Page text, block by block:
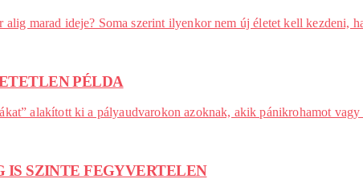
marad ideje? Soma szerint ilyenkor nem új életet kell
PÉLDA
alakított ki a pályaudvarokon azoknak, akik pánikrohamot
IS SZINTE FEGYVERTELEN